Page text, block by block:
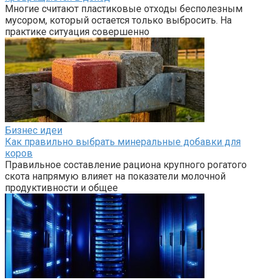
Многие считают пластиковые отходы бесполезным
мусором, который остается только выбросить. На
практике ситуация совершенно
Бизнес идеи
Как правильно выбрать минеральные добавки для
коров
Правильное составление рациона крупного рогатого
скота напрямую влияет на показатели молочной
продуктивности и общее